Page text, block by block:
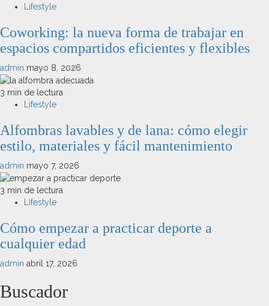
Lifestyle
Coworking: la nueva forma de trabajar en
espacios compartidos eficientes y flexibles
admin mayo 8, 2026
3 min de lectura
Lifestyle
Alfombras lavables y de lana: cómo elegir
estilo, materiales y fácil mantenimiento
admin mayo 7, 2026
3 min de lectura
Lifestyle
Cómo empezar a practicar deporte a
cualquier edad
admin abril 17, 2026
Buscador